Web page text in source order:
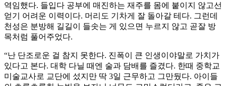
역임했다. 들입다 공부에 매진하는 재주를 몸에 붙이지 않고선
얻기 어려운 이력이다. 머리도 기차게 잘 돌아갈 테다. 그런데
천성은 분방해 길길이 들솟는 게 있으면 누르지 않고 곧잘 방
목처럼 풀어주었다.
“난 단조로운 걸 참지 못한다. 진폭이 큰 인생이야말로 가치가
있다고 본다. 대학 다닐 때엔 술과 담배를 즐겼다. 한때 중학교
미술교사로 교단에 섰지만 딱 3일 근무하고 그만뒀다. 아이들